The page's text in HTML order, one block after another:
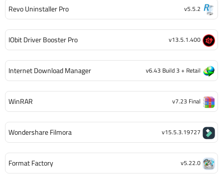
Revo Uninstaller Pro v5.5.2
IObit Driver Booster Pro v13.5.1.400
Internet Download Manager v6.43 Build 3 + Retail
WinRAR v7.23 Final
Wondershare Filmora v15.5.3.19727
Format Factory v5.22.0